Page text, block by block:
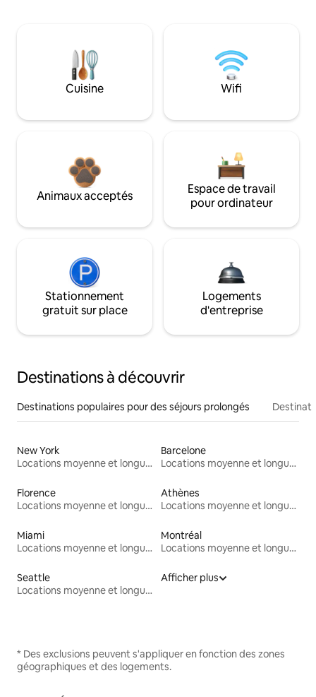
Cuisine Wifi
Animaux acceptés
Espace de travail
pour ordinateur
Stationnement
gratuit sur place
Logements
d'entreprise
Destinations à découvrir
Destinations populaires pour des séjours prolongés
New York
Locations moyenne et longue durée
Barcelone
Locations moyenne et longue durée
Florence
Locations moyenne et longue durée
Athènes
Locations moyenne et longue durée
Miami
Locations moyenne et longue durée
Montréal
Locations moyenne et longue durée
Seattle
Locations moyenne et longue durée
Afficher plus
* Des exclusions peuvent s'appliquer en fonction des zones
géographiques et des logements.